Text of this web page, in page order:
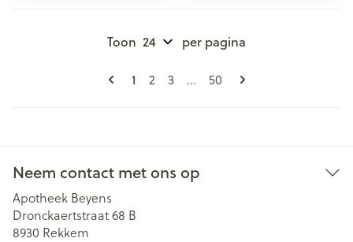
Pagina's
U lees momenteel pagina
1 Pagina
2 Pagina
3 ... Pagina
50
Toon per pagina
Neem contact met ons op
Apotheek Beyens
Dronckaertstraat 68 B
8930 Rekkem